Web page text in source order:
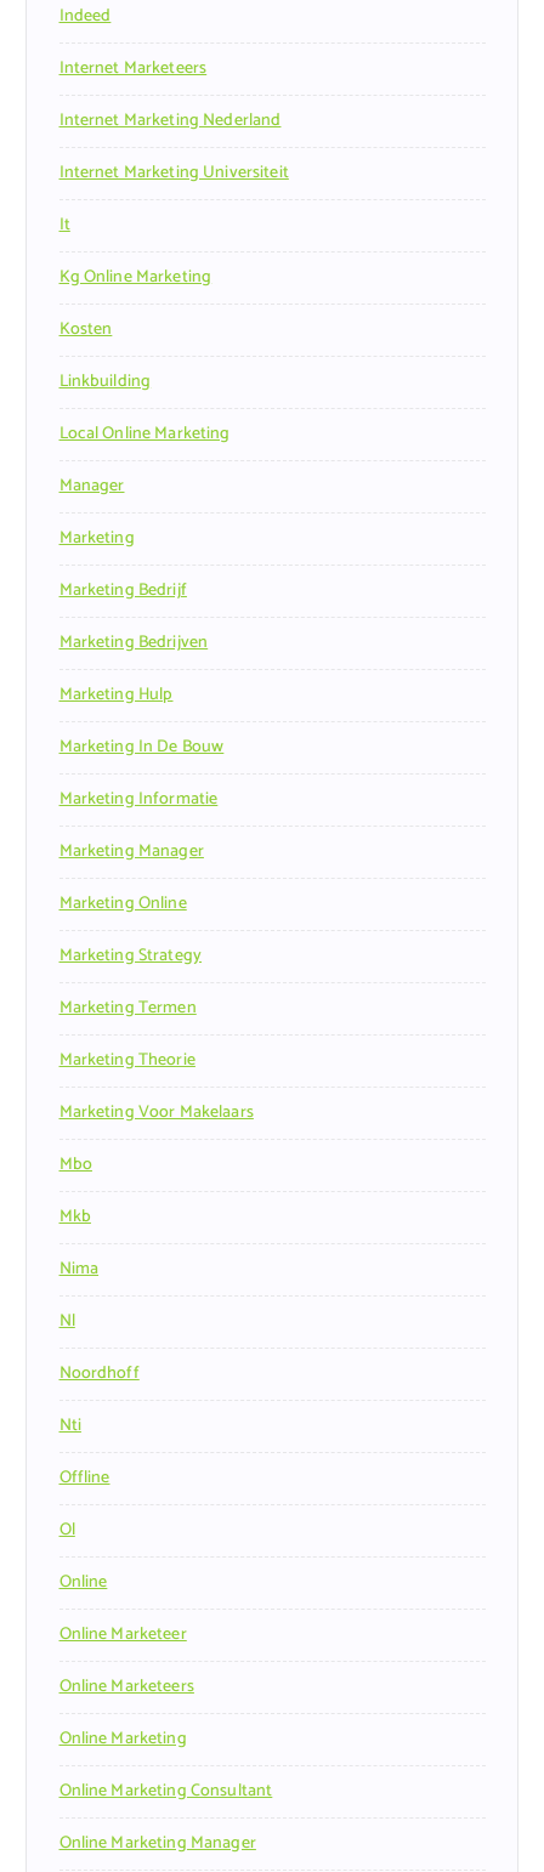
Indeed
Internet Marketeers
Internet Marketing Nederland
Internet Marketing Universiteit
It
Kg Online Marketing
Kosten
Linkbuilding
Local Online Marketing
Manager
Marketing
Marketing Bedrijf
Marketing Bedrijven
Marketing Hulp
Marketing In De Bouw
Marketing Informatie
Marketing Manager
Marketing Online
Marketing Strategy
Marketing Termen
Marketing Theorie
Marketing Voor Makelaars
Mbo
Mkb
Nima
Nl
Noordhoff
Nti
Offline
Ol
Online
Online Marketeer
Online Marketeers
Online Marketing
Online Marketing Consultant
Online Marketing Manager